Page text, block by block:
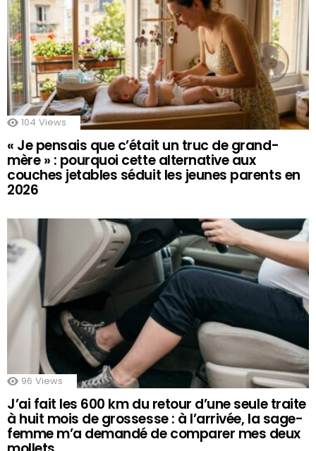
104 Views
« Je pensais que c’était un truc de grand-
mère » : pourquoi cette alternative aux
couches jetables séduit les jeunes parents en
2026
96 Views
J’ai fait les 600 km du retour d’une seule traite
à huit mois de grossesse : à l’arrivée, la sage-
femme m’a demandé de comparer mes deux